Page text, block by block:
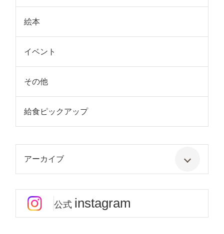
絵本
イベント
その他
給食ピックアップ
アーカイブ
公式 instagram